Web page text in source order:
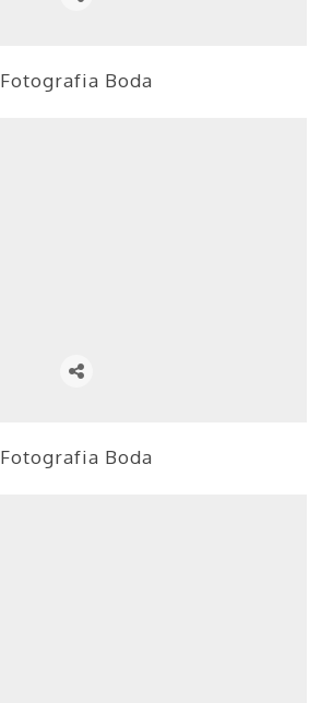
Fotografia Boda
Fotografia Boda